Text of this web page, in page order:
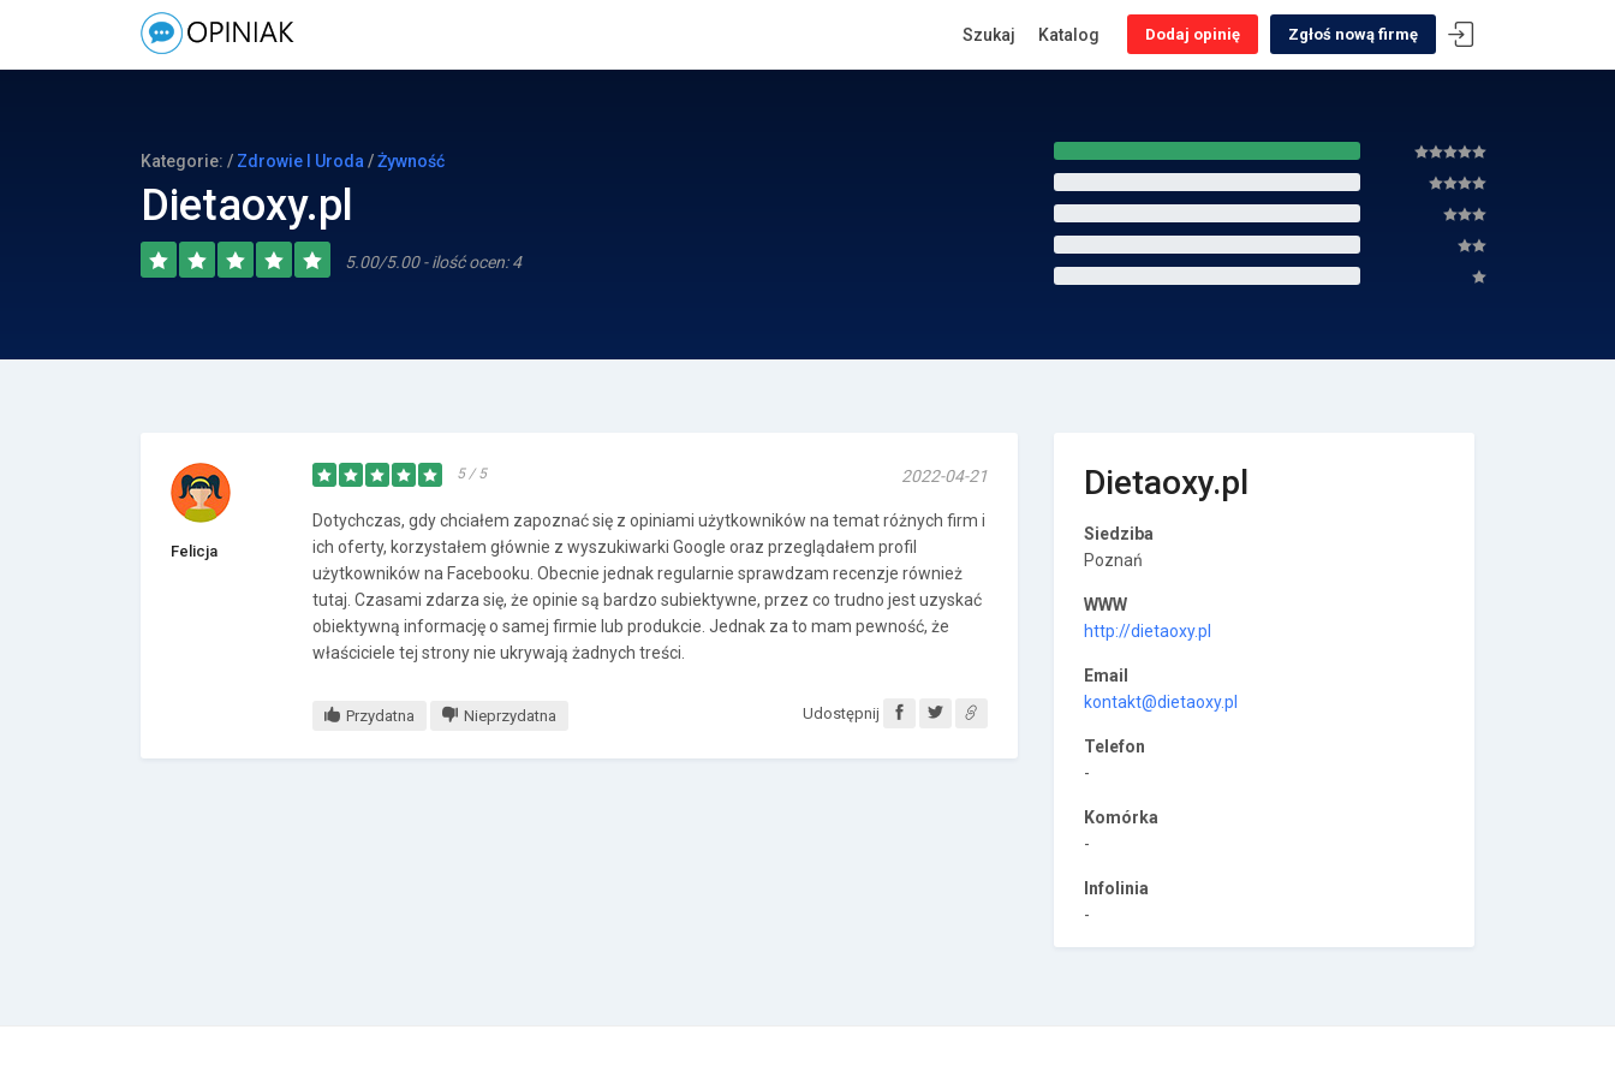
Kategorie: / Zdrowie I Uroda /Żywność
Dietaoxy.pl
5.00/5.00 - ilość ocen: 4
Felicja
5 / 5 2022-04-21
Dotychczas, gdy chciałem zapoznać się z opiniami użytkowników na temat różnych firm i
ich oferty, korzystałem głównie z wyszukiwarki Google oraz przeglądałem profil
użytkowników na Facebooku. Obecnie jednak regularnie sprawdzam recenzje również
tutaj. Czasami zdarza się, że opinie są bardzo subiektywne, przez co trudno jest uzyskać
obiektywną informację o samej firmie lub produkcie. Jednak za to mam pewność, że
właściciele tej strony nie ukrywają żadnych treści.
Przydatna Nieprzydatna Udostępnij
Dietaoxy.pl
Siedziba
Poznań
WWW
http://dietaoxy.pl
Email
kontakt@dietaoxy.pl
Telefon
-
Komórka
-
Infolinia
-
Dodaj opinię Zgłoś nową firmę
Szukaj Katalog